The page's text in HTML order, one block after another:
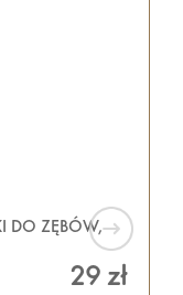
DO ZĘBÓW,
29 zł